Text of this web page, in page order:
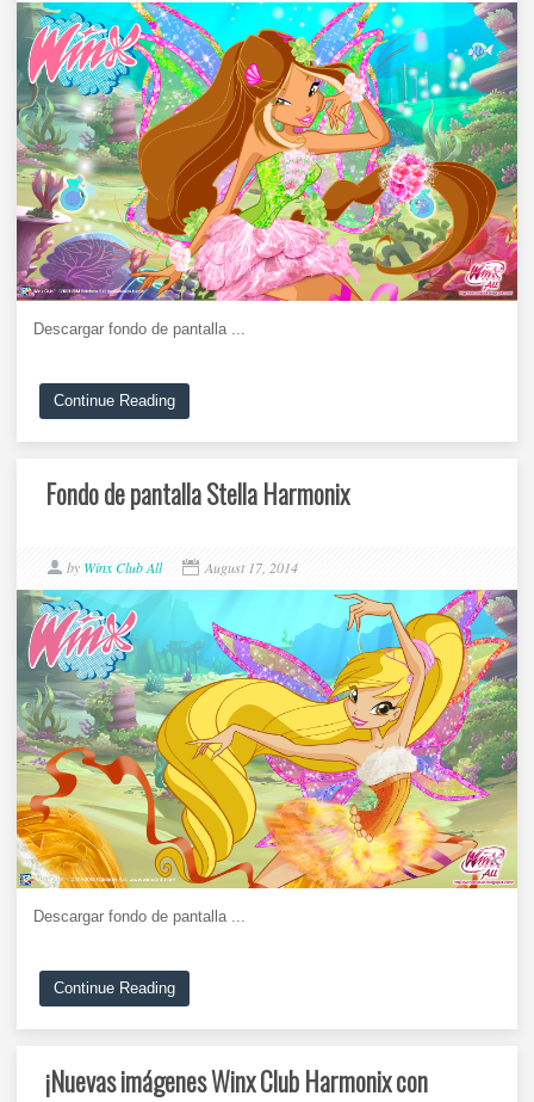
Descargar fondo de pantalla ...
Continue Reading
Fondo de pantalla Stella Harmonix
by Winx Club All August 17, 2014
Descargar fondo de pantalla ...
Continue Reading
¡Nuevas imágenes Winx Club Harmonix con